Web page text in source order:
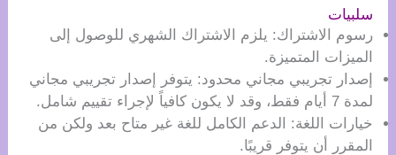
سلبيات
رسوم الاشتراك: يلزم الاشتراك الشهري للوصول إلى
الميزات المتميزة.
إصدار تجريبي مجاني محدود: يتوفر إصدار تجريبي مجاني
لمدة 7 أيام فقط، وقد لا يكون كافياً لإجراء تقييم شامل.
خيارات اللغة: الدعم الكامل للغة غير متاح بعد ولكن من
المقرر أن يتوفر قريبًا.